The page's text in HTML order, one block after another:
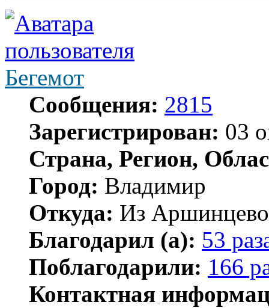
Бегемот
Сообщения: 2815
Зарегистрирован: 03
Страна, Регион,
Город: Владимир
Откуда: Из
Благодарил (а): 53
Поблагодарили: 166
Контактная